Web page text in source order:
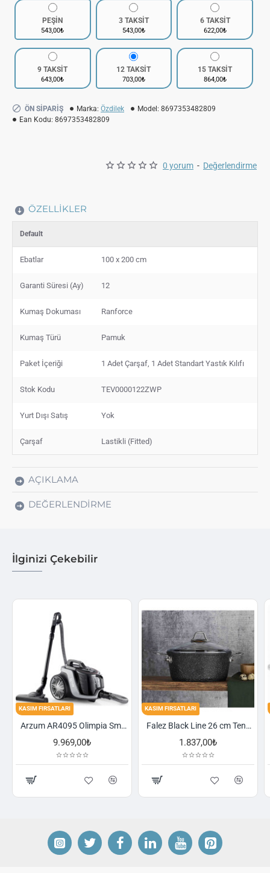
0 yorum - Değerlendirme
PEŞİN
543,00₺
3 TAKSİT
543,00₺
6 TAKSİT
622,00₺
9 TAKSİT
643,00₺
12 TAKSİT
703,00₺
15 TAKSİT
864,00₺
ÖN SIPARIŞ Marka: Özdilek Model: 8697353482809
Ean Kodu: 8697353482809
ÖZELLIKLER
Default
Ebatlar 100 x 200 cm
Garanti Süresi (Ay) 12
Kumaş Dokuması Ranforce
Kumaş Türü Pamuk
Paket İçeriği 1 Adet Çarşaf, 1 Adet Standart Yastık Kılıfı
Stok Kodu TEV0000122ZWP
Yurt Dışı Satış Yok
Çarşaf Lastikli (Fitted)
AÇIKLAMA
DEĞERLENDIRME
İlginizi Çekebilir
Arzum AR4095 Olimpia Smart Cyclone Filtreli Süpürge - Füme
KASIM FIRSATLARI
Falez Black Line 26 cm Tencere
KASIM FIRSATLARI